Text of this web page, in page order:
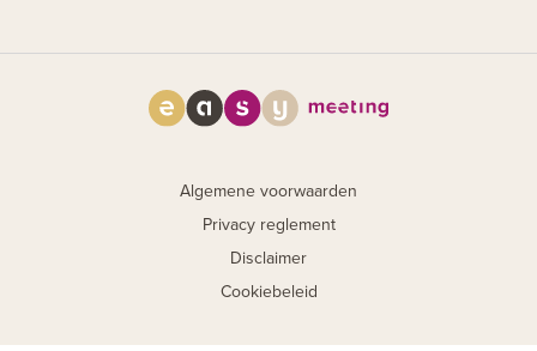
Algemene voorwaarden
Privacy reglement
Disclaimer
Cookiebeleid